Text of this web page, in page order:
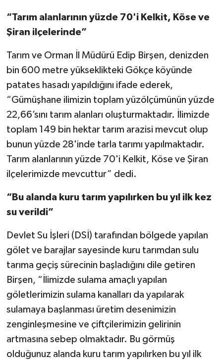
“Tarım alanlarının yüzde 70'i Kelkit, Köse ve
Şiran ilçelerinde”
Tarım ve Orman İl Müdürü Edip Birşen, denizden
bin 600 metre yükseklikteki Gökçe köyünde
patates hasadı yapıldığını ifade ederek,
“Gümüşhane ilimizin toplam yüzölçümünün yüzde
22,66’sını tarım alanları oluşturmaktadır. İlimizde
toplam 149 bin hektar tarım arazisi mevcut olup
bunun yüzde 28'inde tarla tarımı yapılmaktadır.
Tarım alanlarının yüzde 70'i Kelkit, Köse ve Şiran
ilçelerimizde mevcuttur” dedi.
“Bu alanda kuru tarım yapılırken bu yıl ilk kez
su verildi”
Devlet Su İşleri (DSİ) tarafından bölgede yapılan
gölet ve barajlar sayesinde kuru tarımdan sulu
tarıma geçiş sürecinin başladığını dile getiren
Birşen, “İlimizde sulama amaçlı yapılan
göletlerimizin sulama kanalları da yapılarak
sulamaya başlanması üretim desenimizin
zenginleşmesine ve çiftçilerimizin gelirinin
artmasına sebep olmaktadır. Bu görmüş
olduğunuz alanda kuru tarım yapılırken bu yıl ilk